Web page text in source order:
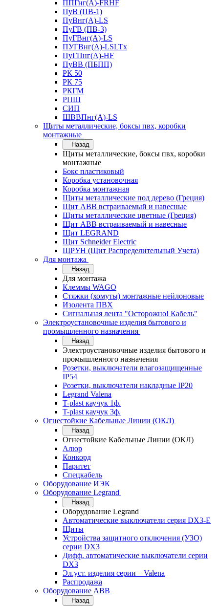
ППГнг(А)-FRHF
ПуВ (ПВ-1)
ПуВнг(А)-LS
ПуГВ (ПВ-3)
ПуГВнг(А)-LS
ПУГВнг(А)-LSLTx
ПуГПнг(А)-HF
ПуВВ (ПБПП)
РК 50
РК 75
РКГМ
РПШ
СИП
ШВВПнг(А)-LS
Щиты металлические, боксы пвх, коробки
монтажные
Назад
Щиты металлические, боксы пвх, коробки
монтажные
Бокс пластиковый
Коробка установочная
Коробка монтажная
Щиты металлические под дерево (Греция)
Щит ABB встраиваемый и навесные
Щиты металлические цветные (Греция)
Щит ABB встраиваемый и навесные
Щит LEGRAND
Щит Schneider Electric
ЩРУН (Щит Распределительный Учета)
Для монтажа
Назад
Для монтажа
Клеммы WAGO
Стяжки (хомуты) монтажные нейлоновые
Изолента ПВХ
Сигнальная лента "Осторожно! Кабель"
Электроустановочные изделия бытового и
промышленного назначения
Назад
Электроустановочные изделия бытового и
промышленного назначения
Розетки, выключатели влагозащищенные
IP54
Розетки, выключатели накладные IP20
Legrand Valena
T-plast каучук 1ф.
T-plast каучук 3ф.
Огнестойкие Кабельные Линии (ОКЛ)
Назад
Огнестойкие Кабельные Линии (ОКЛ)
Алюр
Конкорд
Паритет
Спецкабель
Оборудование ИЭК
Оборудование Legrand
Назад
Оборудование Legrand
Автоматические выключатели серия DX3-E
Щиты
Устройства защитного отключения (УЗО)
серии DX3
Дифф. автоматические выключатели серии
DX3
Эл.уст. изделия серии – Valena
Распродажа
Оборудование АВВ
Назад